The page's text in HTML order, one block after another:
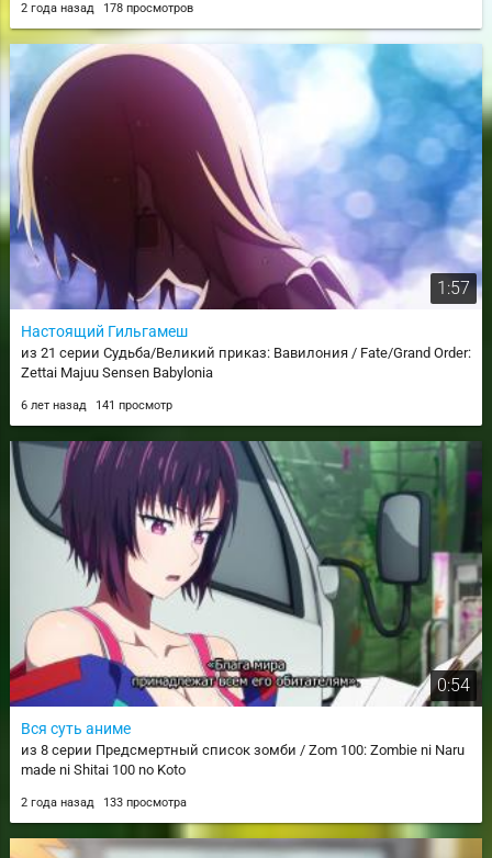
2 года назад 178 просмотров
1:57
Настоящий Гильгамеш
из 21 серии Судьба/Великий приказ: Вавилония / Fate/Grand Order:
Zettai Majuu Sensen Babylonia
6 лет назад 141 просмотр
0:54
Вся суть аниме
из 8 серии Предсмертный список зомби / Zom 100: Zombie ni Naru
made ni Shitai 100 no Koto
2 года назад 133 просмотра